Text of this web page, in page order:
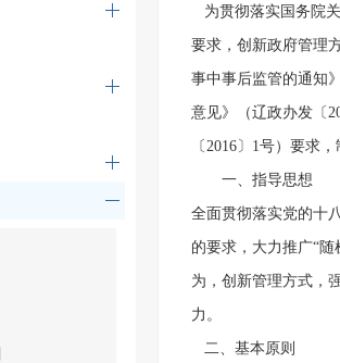
为贯彻落实国务院
要求，创新政府管理
事中事后监管的通知
意见》（辽政办发〔
〔2016〕1号）要求
一、指导思想
全面贯彻落实党的十
的要求，大力推广“
为，创新管理方式，
力。
二、基本原则